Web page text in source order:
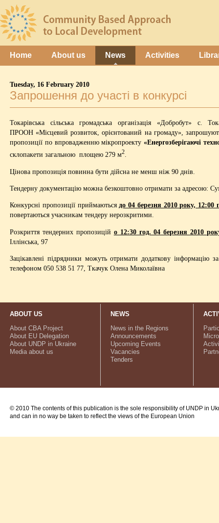
Home About us News Activities
Tuesday, 16 February 2010
Запрошення до участі в конкурсі
Токарівська сільська громадська організація «Добробут»
ПРООН «Місцевий розвиток, орієнтований на громаду»,
пропозиції по впровадженню мікропроекту «Енергозберігаючі
склопакети загальною площею 279 м2
Цінова пропозиція повинна бути дійсна не менш ніж 90 днів.
Тендерну документацію можна безкоштовно отримати за адресою:
Конкурсні пропозиції приймаютьсядо 04 березня 2010 року, 12:00
повертаються учасникам тендеру нерозкритими.
Розкриття тендерних пропозицій о 12:30 год. 04 березня 2010
Іллінська, 97
Зацікавлені підрядники можуть отримати додаткову
телефоном 050 538 51 77, Ткачук Олена Миколаївна
ABOUT US
About CBA Project
About EU Delegation
About UNDP in Ukraine
Media about us
NEWS
News in the Regions
Announcements
Upcoming Events
Vacancies
Tenders
© 2010 The contents of this publication is the sole responsibility of UNDP in
and can in no way be taken to reflect the views of the European Union